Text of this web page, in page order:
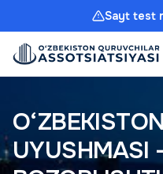
Sayt test
UYUSHMASI